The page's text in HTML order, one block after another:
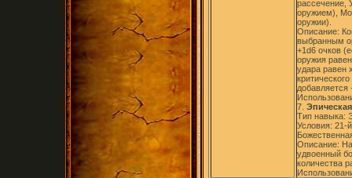
рассечение,
оружием),
оружии).
Описание:
выбранным
+1d6 очков
оружия
удара равен
добавляется
7.
Тип навыка:
Условия: 21-
Описание:
удвоенный
количества